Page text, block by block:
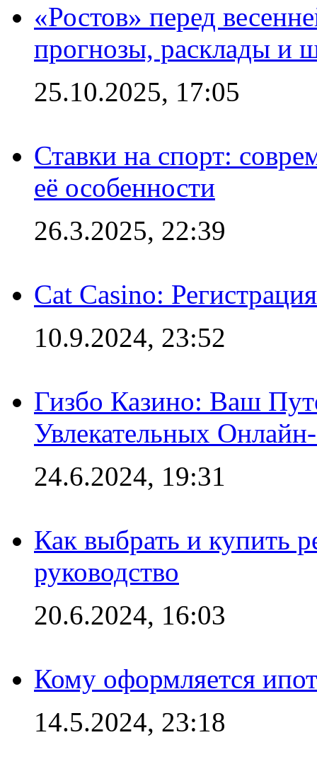
«Ростов» перед
прогнозы, расклады и
25.10.2025, 17:05
Ставки на спорт:
её особенности
26.3.2025, 22:39
Cat Casino:
10.9.2024, 23:52
Гизбо Казино: Ваш
Увлекательных
24.6.2024, 19:31
Как выбрать и купить
руководство
20.6.2024, 16:03
Кому оформляется
14.5.2024, 23:18